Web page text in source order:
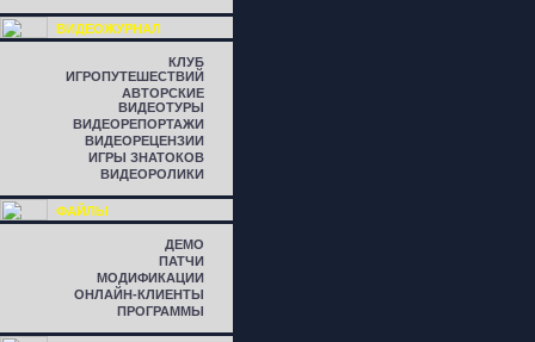
ВИДЕОЖУРНАЛ
КЛУБ
ИГРОПУТЕШЕСТВИЙ
АВТОРСКИЕ
ВИДЕОТУРЫ
ВИДЕОРЕПОРТАЖИ
ВИДЕОРЕЦЕНЗИИ
ИГРЫ ЗНАТОКОВ
ВИДЕОРОЛИКИ
ФАЙЛЫ
ДЕМО
ПАТЧИ
МОДИФИКАЦИИ
ОНЛАЙН-КЛИЕНТЫ
ПРОГРАММЫ